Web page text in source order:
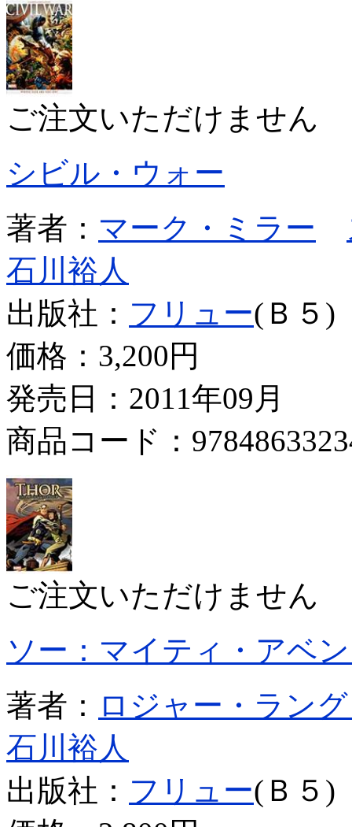
ご注文いただけません
シビル・ウォー
著者： マーク・ミラー
石川裕人
出版社： フリュー(Ｂ５)
価格： 3,200円
発売日：2011年09月
商品コード：
ご注文いただけません
ソー：マイティ・アベ
著者： ロジャー・ラン
石川裕人
出版社： フリュー(Ｂ５)